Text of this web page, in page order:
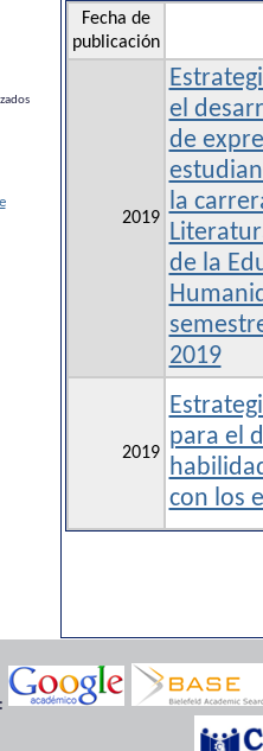
Fecha de
publicación
2019
el
de
la
de la
2019
2019
para el
con los